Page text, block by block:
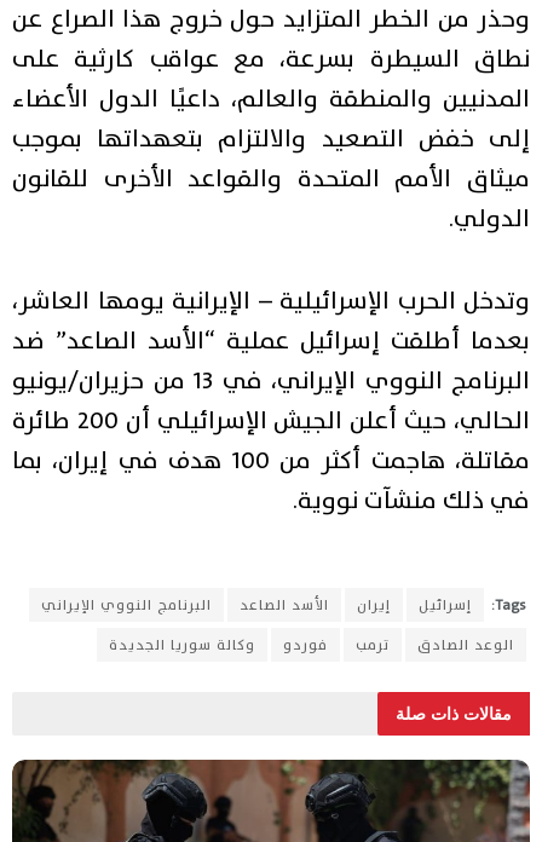
وحذر من الخطر المتزايد حول خروج هذا الصراع عن
نطاق السيطرة بسرعة، مع عواقب كارثية على
المدنيين والمنطقة والعالم، داعيًا الدول الأعضاء
إلى خفض التصعيد والالتزام بتعهداتها بموجب
ميثاق الأمم المتحدة والقواعد الأخرى للقانون
الدولي.
وتدخل الحرب الإسرائيلية – الإيرانية يومها العاشر،
بعدما أطلقت إسرائيل عملية “الأسد الصاعد” ضد
البرنامج النووي الإيراني، في 13 من حزيران/يونيو
الحالي، حيث أعلن الجيش الإسرائيلي أن 200 طائرة
مقاتلة، هاجمت أكثر من 100 هدف في إيران، بما
في ذلك منشآت نووية.
Tags: إسرائيل إيران الأسد الصاعد
البرنامج النووي الإيراني
الوعد الصادق
ترمب فوردو وكالة سوريا الجديدة
مقالات ذات صلة